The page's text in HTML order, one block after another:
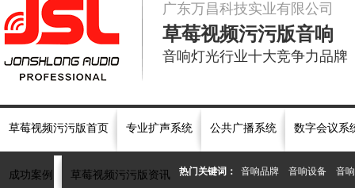
广东万昌科技实业有限公司
草莓视频污污版音响
音响灯光行业十大竞争力品牌
草莓视频污污版首页 专业扩声系统 公共广播系统 数字会议系
成功案例 草莓视频污污版资讯 热门关键词： 音响品牌 音响设备 音